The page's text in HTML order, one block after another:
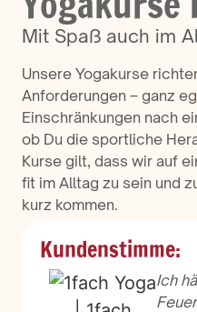
Mit Spaß auch im
Unsere Yogakurse
Anforderungen – ganz
Einschränkungen nach
ob Du die sportliche
Kurse gilt, dass wir auf
fit im Alltag zu sein und
kurz kommen.
Kundenstimme:
Ich